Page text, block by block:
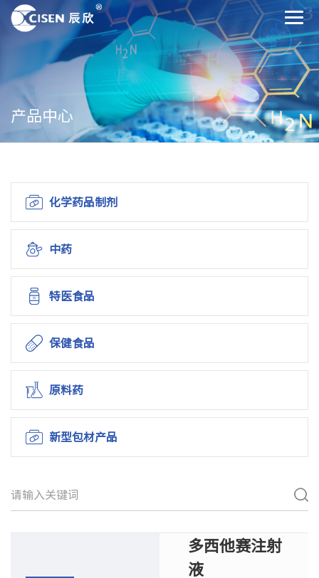
产品中心
化学药品制剂
中药
特医食品
保健食品
原料药
新型包材产品
多西他赛注射
液